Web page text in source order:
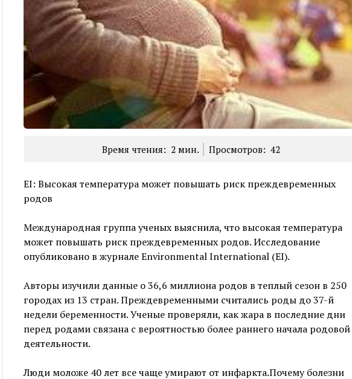
Время чтения: 2 мин. Просмотров: 42
EI: Высокая температура может повышать риск преждевременных
родов
Международная группа ученых выяснила, что высокая температура
может повышать риск преждевременных родов. Исследование
опубликовано в журнале Environmental International (EI).
Авторы изучили данные о 36,6 миллиона родов в теплый сезон в 250
городах из 13 стран. Преждевременными считались роды до 37-й
недели беременности. Ученые проверяли, как жара в последние дни
перед родами связана с вероятностью более раннего начала родовой
деятельности.
Люди моложе 40 лет все чаще умирают от инфаркта.Почему болезни